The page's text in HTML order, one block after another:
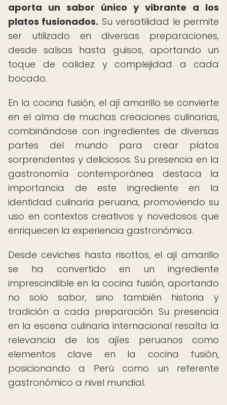
aporta un sabor único y vibrante a los
platos fusionados. Su versatilidad le permite
ser utilizado en diversas preparaciones,
desde salsas hasta guisos, aportando un
toque de calidez y complejidad a cada
bocado.
En la cocina fusión, el ají amarillo se convierte
en el alma de muchas creaciones culinarias,
combinándose con ingredientes de diversas
partes del mundo para crear platos
sorprendentes y deliciosos. Su presencia en la
gastronomía contemporánea destaca la
importancia de este ingrediente en la
identidad culinaria peruana, promoviendo su
uso en contextos creativos y novedosos que
enriquecen la experiencia gastronómica.
Desde ceviches hasta risottos, el ají amarillo
se ha convertido en un ingrediente
imprescindible en la cocina fusión, aportando
no solo sabor, sino también historia y
tradición a cada preparación. Su presencia
en la escena culinaria internacional resalta la
relevancia de los ajíes peruanos como
elementos clave en la cocina fusión,
posicionando a Perú como un referente
gastronómico a nivel mundial.